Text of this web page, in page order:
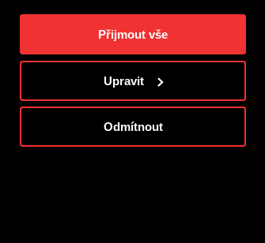
Přijmout vše
Upravit
Odmítnout